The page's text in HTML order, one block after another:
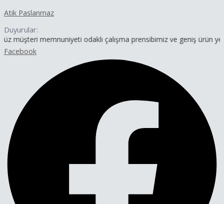
atla
Atik Paslanmaz
Duyurular:
memnuniyeti odaklı çalışma prensibimiz ve geniş ürün
Facebook
dolaşımı